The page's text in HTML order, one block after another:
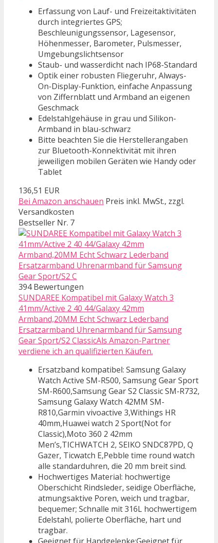
Erfassung von Lauf- und Freizeitaktivitäten
durch integriertes GPS;
Beschleunigungssensor, Lagesensor,
Höhenmesser, Barometer, Pulsmesser,
Umgebungslichtsensor
Staub- und wasserdicht nach IP68-Standard
Optik einer robusten Fliegeruhr, Always-
On-Display-Funktion, einfache Anpassung
von Ziffernblatt und Armband an eigenen
Geschmack
Edelstahlgehäuse in grau und Silikon-
Armband in blau-schwarz
Bitte beachten Sie die Herstellerangaben
zur Bluetooth-Konnektivität mit ihren
jeweiligen mobilen Geräten wie Handy oder
Tablet
136,51 EUR
Bei Amazon anschauen Preis inkl. MwSt., zzgl.
Versandkosten
Bestseller Nr. 7
394 Bewertungen
SUNDAREE Kompatibel mit Galaxy Watch 3
41mm/Active 2 40 44/Galaxy 42mm
Armband,20MM Echt Schwarz Lederband
Ersatzarmband Uhrenarmband für Samsung
Gear Sport/S2 ClassicAls Amazon-Partner
verdiene ich an qualifizierten Käufen.
Ersatzband kompatibel: Samsung Galaxy
Watch Active SM-R500, Samsung Gear Sport
SM-R600,Samsung Gear S2 Classic SM-R732,
Samsung Galaxy Watch 42MM SM-
R810,Garmin vivoactive 3,Withings HR
40mm,Huawei watch 2 Sport(Not for
Classic),Moto 360 2 42mm
Men’s,TICHWATCH 2, SEIKO SNDC87PD, Q
Gazer, Ticwatch E,Pebble time round watch
alle standarduhren, die 20 mm breit sind.
Hochwertiges Material: hochwertige
Oberschicht Rindsleder, seidige Oberfläche,
atmungsaktive Poren, weich und tragbar,
bequemer; Schnalle mit 316L hochwertigem
Edelstahl, polierte Oberfläche, hart und
tragbar.